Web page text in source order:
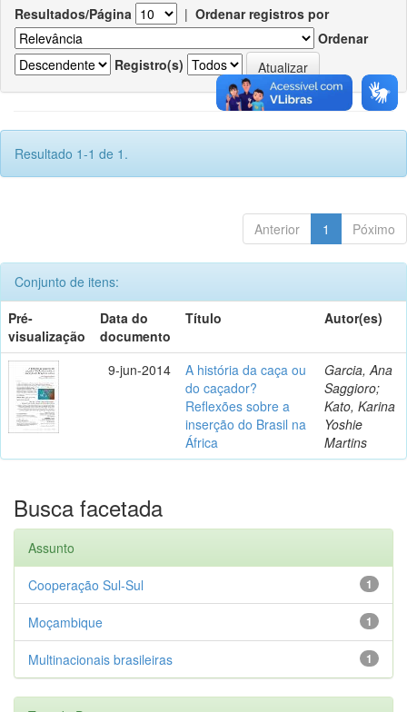
Resultados/Página | Ordenar registros por
Ordenar
Registro(s)
Resultado 1-1 de 1.
Anterior 1 Póximo
Conjunto de itens:
Pré-
visualização
Data do
documento
Título Autor(es)
9-jun-2014
A história da caça ou
do caçador?
Reflexões sobre a
inserção do Brasil na
África
Garcia, Ana
Saggioro;
Kato, Karina
Yoshie
Martins
Busca facetada
Assunto
1
Cooperação Sul-Sul
1
Moçambique
1
Multinacionais brasileiras